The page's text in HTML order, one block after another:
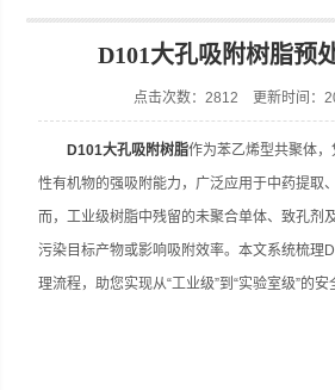
D101大孔吸附树脂预
点击次数：2812 更新时间：
D101大孔吸附树脂作为苯乙烯型共聚体
性有机物的强吸附能力，广泛应用于中药提取
而，工业级树脂中残留的未聚合单体、致孔剂
污染目标产物或影响吸附效率。本文系统梳理
理流程，助您实现从“工业级”到“实验室级”的安